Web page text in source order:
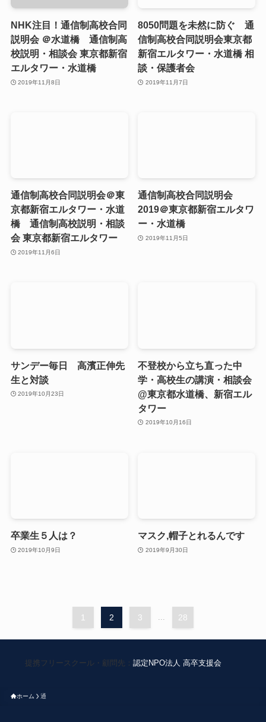
NHK注目！通信制高校合同
説明会 ＠水道橋 通信制高
校説明・相談会 東京都新宿
エルタワー・水道橋
2019年11月8日
8050問題を未然に防ぐ 通
信制高校合同説明会東京都
新宿エルタワー・水道橋 相
談・保護者会
2019年11月7日
通信制高校合同説明会＠東
京都新宿エルタワー・水道
橋 通信制高校説明・相談
会 東京都新宿エルタワー
2019年11月6日
通信制高校合同説明会
2019＠東京都新宿エルタワ
ー・水道橋
2019年11月5日
サンデー毎日 高濱正伸先
生と対談
2019年10月23日
不登校から立ち直った中
学・高校生の講演・相談会
@東京都水道橋、新宿エル
タワー
2019年10月16日
卒業生５人は？
2019年10月9日
マスク,帽子とれるんです
2019年9月30日
1 2 3 28
提携フリースクール・顧問先： 認定NPO法人 高卒支援会
ホーム 通